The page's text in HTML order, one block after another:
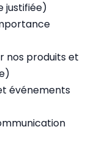
justifiée)
nos produits et
événements